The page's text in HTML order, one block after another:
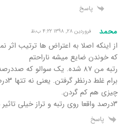
پاسخ
محمد فروردین ۲۸, ۱۳۹۸ ۴:۲۲ ب٫ظ
از اینکه اصلا به اعتراض ها ترتیب
که خوندن ضایع میشه ناراحتم
رتبه من ۸۷ شده. یک سوالو که
برام
چیزی هم کم گردن.
۳درصد واقعا روی رتبه و تراز خیلی تاثیر داره
پاسخ